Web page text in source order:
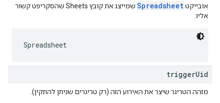
אובייקטSpreadsheet
שמייצג את קובץ Sheets שהסקריפט קשור
אליו.
Spreadsheet
triggerUid
מזהה הטריגר שיצר את האירוע הזה (רק טריגרים שניתן להתקין).